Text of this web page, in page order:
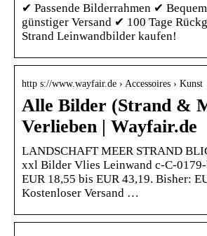
✔ Passende Bilderrahmen ✔
günstiger Versand ✔ 100 Tage
Strand Leinwandbilder kaufen!
http s://www.wayfair.de › Accessoires › Kunst
Alle Bilder (Strand &
Verlieben | Wayfair.de
LANDSCHAFT MEER STRAND
xxl Bilder Vlies Leinwand c-C-
EUR 18,55 bis EUR 43,19. Bisher:
Kostenloser Versand …